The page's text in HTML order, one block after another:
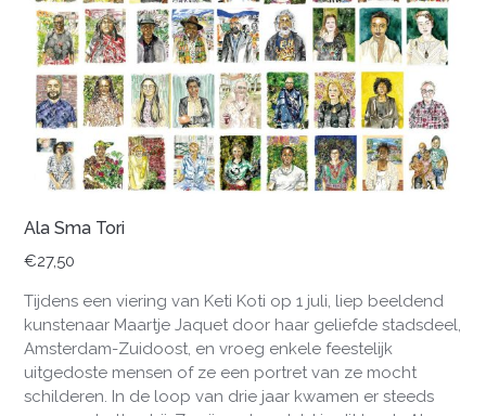
Ala Sma Tori
€27,50
Tijdens een viering van Keti Koti op 1 juli, liep beeldend
kunstenaar Maartje Jaquet door haar geliefde stadsdeel,
Amsterdam-Zuidoost, en vroeg enkele feestelijk
uitgedoste mensen of ze een portret van ze mocht
schilderen. In de loop van drie jaar kwamen er steeds